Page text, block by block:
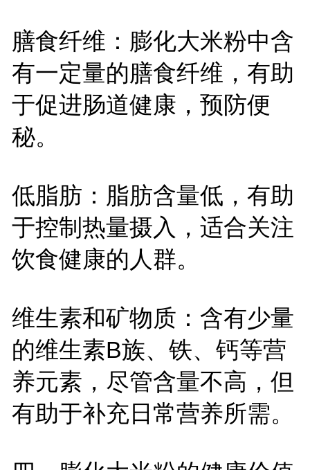
膳食纤维：膨化大米粉中含
有一定量的膳食纤维，有助
于促进肠道健康，预防便
秘。
低脂肪：脂肪含量低，有助
于控制热量摄入，适合关注
饮食健康的人群。
维生素和矿物质：含有少量
的维生素B族、铁、钙等营
养元素，尽管含量不高，但
有助于补充日常营养所需。